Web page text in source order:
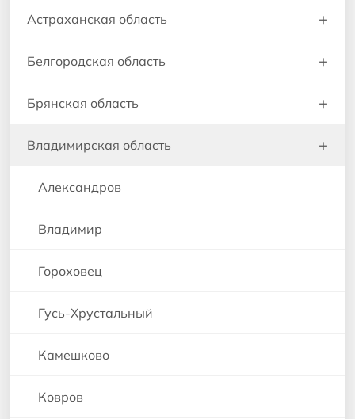
Астраханская область +
Белгородская область +
Брянская область +
Владимирская область +
Александров
Владимир
Гороховец
Гусь-Хрустальный
Камешково
Ковров